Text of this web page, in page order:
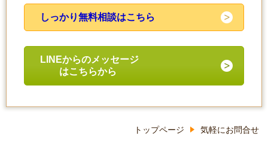
しっかり無料相談はこちら
LINEからのメッセージ
はこちらから
トップページ 気軽にお問合せ